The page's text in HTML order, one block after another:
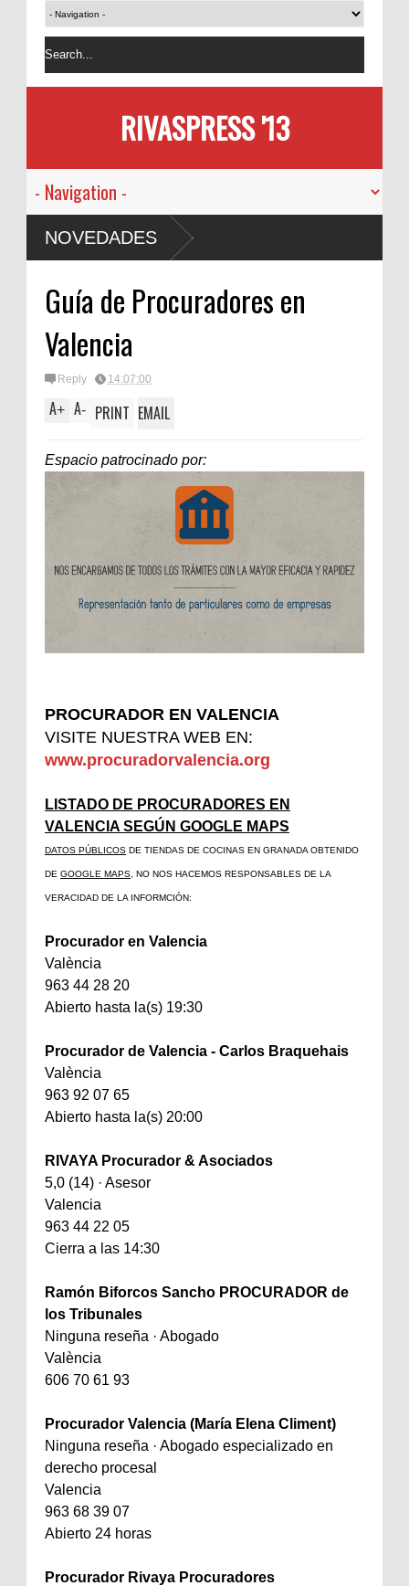
RIVASPRESS '13
NOVEDADES
Guía de Procuradores en
Valencia
Reply 14:07:00
A+ A- PRINT EMAIL
Espacio patrocinado por:
PROCURADOR EN VALENCIA
VISITE NUESTRA WEB EN:
www.procuradorvalencia.org
LISTADO DE PROCURADORES EN
VALENCIA SEGÚN GOOGLE MAPS
DATOS PÚBLICOS DE TIENDAS DE COCINAS EN GRANADA OBTENIDO
DE GOOGLE MAPS , NO NOS HACEMOS RESPONSABLES DE LA
VERACIDAD DE LA INFORMCIÓN:
Procurador en Valencia
València
963 44 28 20
Abierto hasta la(s) 19:30
Procurador de Valencia - Carlos Braquehais
València
963 92 07 65
Abierto hasta la(s) 20:00
RIVAYA Procurador & Asociados
5,0 (14) · Asesor
Valencia
963 44 22 05
Cierra a las 14:30
Ramón Biforcos Sancho PROCURADOR de
los Tribunales
Ninguna reseña · Abogado
València
606 70 61 93
Procurador Valencia (María Elena Climent)
Ninguna reseña · Abogado especializado en
derecho procesal
Valencia
963 68 39 07
Abierto 24 horas
Procurador Rivaya Procuradores